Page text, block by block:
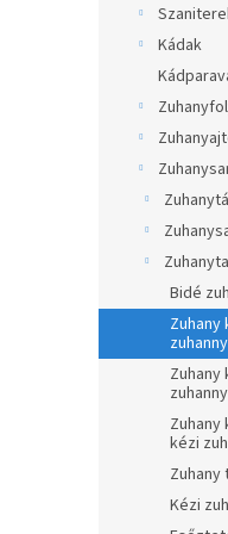
Kádak
Bidé
kézi
Kézi